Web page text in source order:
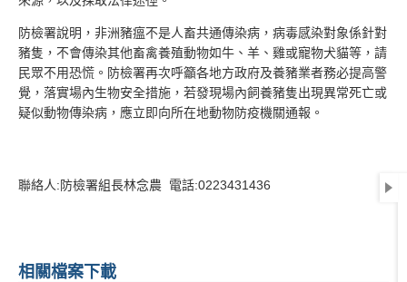
防檢署說明，非洲豬瘟不是人畜共通傳染病，病毒感染對象係針對
豬隻，不會傳染其他畜禽養殖動物如牛、羊、雞或寵物犬貓等，請
民眾不用恐慌。防檢署再次呼籲各地方政府及養豬業者務必提高警
覺，落實場內生物安全措施，若發現場內飼養豬隻出現異常死亡或
疑似動物傳染病，應立即向所在地動物防疫機關通報。
聯絡人:防檢署組長林念農 電話:0223431436
相關檔案下載